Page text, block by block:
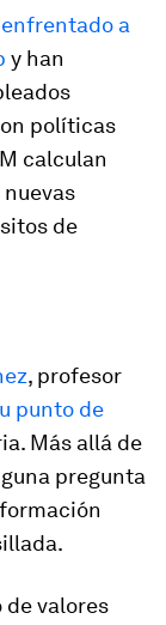
a
y han
políticas
calculan
nuevas
de
, profesor
punto de
Más allá de
pregunta
de valores